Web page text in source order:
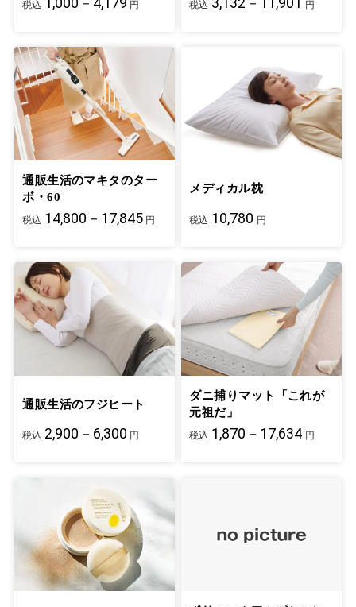
税込 円 税込 円
通販生活のマキタのター
ボ・60
税込 14,800－17,845 円
メディカル枕
税込 10,780 円
通販生活のフジヒート
税込 2,900－6,300 円
ダニ捕りマット「これが
元祖だ」
税込 1,870－17,634 円